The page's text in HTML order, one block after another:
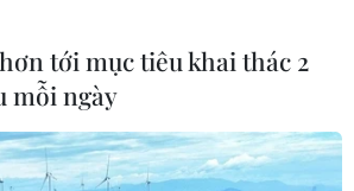
thành lập căn
trực với Mỹ
tới mục tiêu khai thác 2
mỗi ngày